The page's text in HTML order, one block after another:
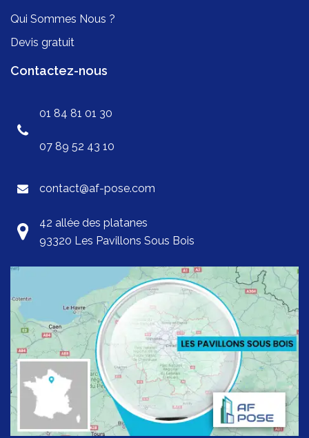
Qui Sommes Nous ?
Devis gratuit
Contactez-nous
01 84 81 01 30
07 89 52 43 10
contact@af-pose.com
42 allée des platanes
93320 Les Pavillons Sous Bois